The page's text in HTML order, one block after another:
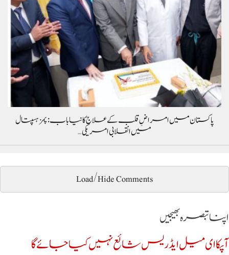
پاکستان میں امراضِ قلب کے علاج کا نیا باب: پمز ہسپتال
میں انقلابی امریکی…
Load/Hide Comments
اپنا تبصرہ بھیجیں
آپکا ای میل ایڈریس شائع نہیں کیا جائے گا